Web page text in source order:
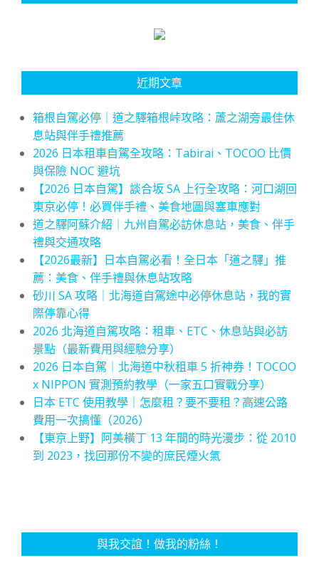
近期文章
箱根自駕必停｜道之驛箱根峠攻略：蘆之湖旁最佳休
息站與伴手禮推薦
2026 日本租車自駕全攻略：Tabirai、TOCOO 比價
與保險 NOC 避坑
【2026 日本自駕】談合坂 SA 上行全攻略：河口湖回
東京必停！必買伴手禮、美食地圖與塞車應對
道之驛阿蘇介紹｜九州自駕必訪休息站，美食、伴手
禮與交通攻略
【2026最新】日本自駕必看！全日本「道之驛」推
薦：美食、伴手禮與休息站攻略
砂川 SA 攻略｜北海道自駕途中必停休息站，我的實
際停靠心得
2026 北海道自駕攻略：租車、ETC、休息站與必訪
景點（最新費用與經驗分享）
2026 日本自駕｜北海道中秋租車 5 折神券！TOCOO
x NIPPON 實測預約教學（一家五口實戰分享）
日本 ETC 使用教學｜怎麼租？要不要租？高速公路
費用一次搞懂（2026）
【東京上野】阿美橫丁 13 年間的時光漫步：從 2010
到 2023，找回那份不變的庶民煙火氣
與我交誼！做我的粉絲！